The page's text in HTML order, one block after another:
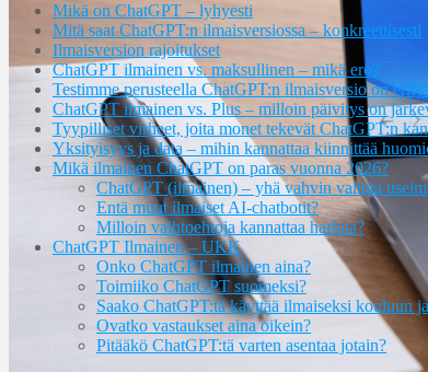
Mikä on ChatGPT – lyhyesti
Mitä saat ChatGPT:n ilmaisversiossa – konkreettisesti
Ilmaisversion rajoitukset
ChatGPT ilmainen vs. maksullinen – mikä ero?
Testimme perusteella ChatGPT:n ilmaisversio on
ChatGPT ilmainen vs. Plus – milloin päivitys on
Tyypilliset virheet, joita monet tekevät ChatGPT:n
Yksityisyys ja data – mihin kannattaa kiinnittää
Mikä ilmainen ChatGPT on paras vuonna 2026?
ChatGPT (ilmainen) – yhä vahvin valinta
Entä muut ilmaiset AI-chatbotit?
Milloin vaihtoehtoja kannattaa harkita?
ChatGPT Ilmainen – UKK
Onko ChatGPT ilmainen aina?
Toimiiko ChatGPT suomeksi?
Saako ChatGPT:tä käyttää ilmaiseksi kouluun
Ovatko vastaukset aina oikein?
Pitääkö ChatGPT:tä varten asentaa jotain?